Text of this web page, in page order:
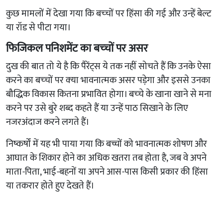
कुछ मामलों में देखा गया कि बच्‍चों पर हिंसा की गई और उन्‍हें बेल्‍ट
या रॉड से पीटा गया।
​फिजिकल पनिशमेंट का बच्‍चों पर असर
दुख की बात तो ये है कि पैरेंट्स ये तक नहीं सोचते हैं कि उनके ऐसा
करने का बच्‍चों पर क्‍या भावनात्‍मक असर पड़ेगा और इससे उनका
बौद्धिक विकास कितना प्रभावित होगा। बच्‍चे के खाना खाने से मना
करने पर उसे बुरे शब्‍द कहते हैं या उन्‍हें पाठ सिखाने के लिए
नजरअंदाज करने लगते हैं।
निष्कर्षों में यह भी पाया गया कि बच्चों को भावनात्मक शोषण और
आघात के शिकार होने का अधिक खतरा तब होता है, जब वे अपने
माता-पिता, भाई-बहनों या अपने आस-पास किसी प्रकार की हिंसा
या तकरार होते हुए देखते हैं।